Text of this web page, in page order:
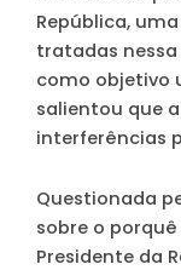
República,
tratadas
como objetivo
salientou que
interferências
Questionada
sobre o
Presidente da